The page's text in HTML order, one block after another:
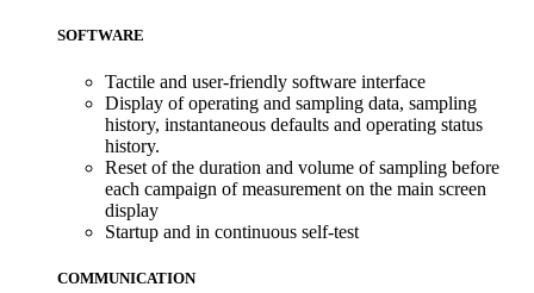
SOFTWARE
Tactile and user-friendly software interface
Display of operating and sampling data, sampling
history, instantaneous defaults and operating status
history.
Reset of the duration and volume of sampling before
each campaign of measurement on the main screen
display
Startup and in continuous self-test
COMMUNICATION